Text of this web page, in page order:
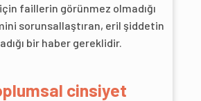
faillerin görünmez olmadığı
sorunsallaştıran, eril şiddetin
bir haber gereklidir.
cinsiyet